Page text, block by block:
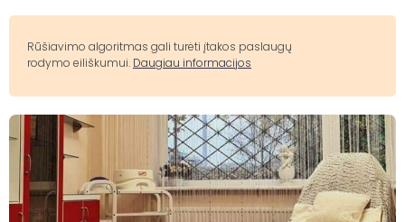
Rūšiavimo algoritmas gali turėti įtakos paslaugų
rodymo eiliškumui. Daugiau informacijos